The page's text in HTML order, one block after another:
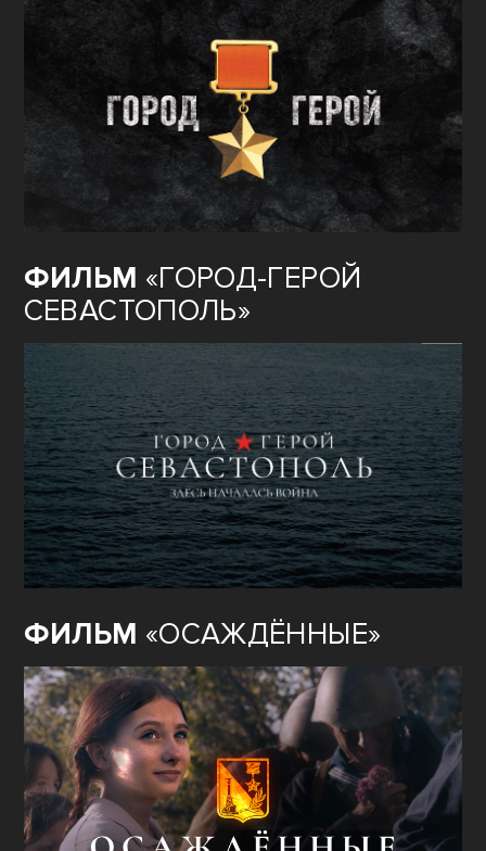
ФИЛЬМ «ГОРОД-ГЕРОЙ
СЕВАСТОПОЛЬ»
ФИЛЬМ «ОСАЖДЁННЫЕ»